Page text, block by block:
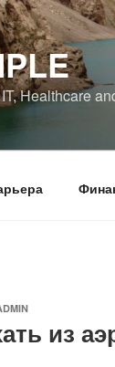
Healthcare
из